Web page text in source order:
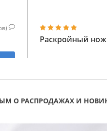
Раскройный
О РАСПРОДАЖАХ И